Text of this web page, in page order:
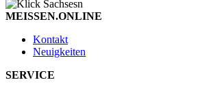
MEISSEN.ONLINE
Kontakt
Neuigkeiten
SERVICE